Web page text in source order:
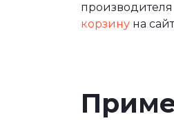
производителя
корзину на